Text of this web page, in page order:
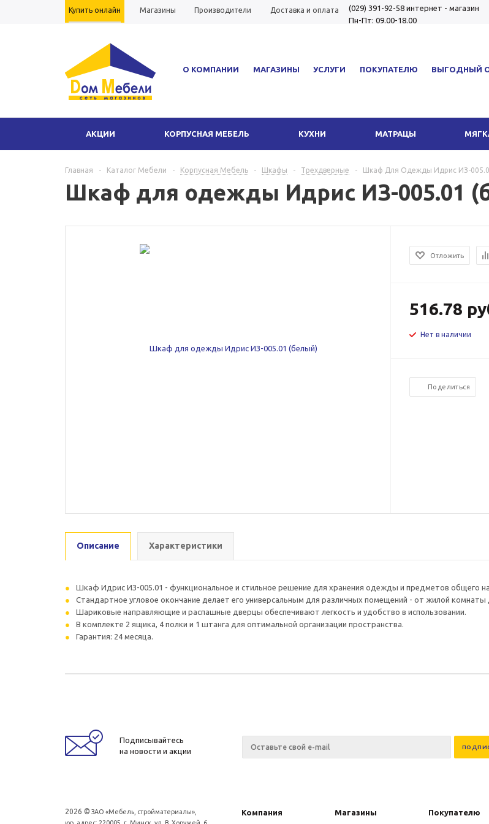
Купить онлайн Магазины Производители Доставка и оплата (029) 391-92-58 интернет - магазин
Пн-Пт: 09.00-18.00
О КОМПАНИИ МАГАЗИНЫ УСЛУГИ ПОКУПАТЕЛЮ ВЫГОДНЫЙ
АКЦИИ КОРПУСНАЯ МЕБЕЛЬ КУХНИ МАТРАЦЫ
Главная - Каталог Мебели - Корпусная Мебель - Шкафы - Трехдверные - Шкаф Для Одежды Идрис ИЗ-
Шкаф для одежды Идрис ИЗ-005.01
Отложить
516.78
Нет в наличии
Поделиться
Описание Характеристики
Шкаф Идрис ИЗ-005.01 - функциональное и стильное решение для хранения одежды и предметов общего
Стандартное угловое окончание делает его универсальным для различных помещений - от жилой комнаты
Шариковые направляющие и распашные дверцы обеспечивают легкость и удобство в использовании.
В комплекте 2 ящика, 4 полки и 1 штанга для оптимальной организации пространства.
Гарантия: 24 месяца.
Подписывайтесь
на новости и акции
2026 © ЗАО «Мебель, стройматериалы»,
Компания Магазины Покупателю